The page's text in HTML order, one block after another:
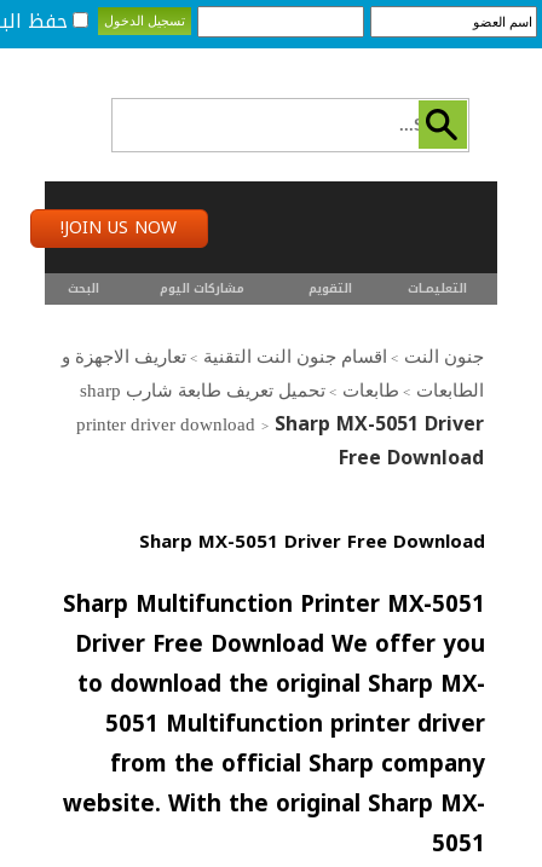
حفظ
JOIN US NOW!
التعليمـــات التقويم مشاركات اليوم البحث
جنون النت > اقسام جنون النت التقنية > تعاريف الاجهزة و
الطابعات > طابعات >
تحميل تعريف طابعة شارب sharp
printer driver download > Sharp MX-5051 Driver
Free Download
Sharp MX-5051 Driver Free Download
Sharp Multifunction Printer MX-5051
Driver Free Download We offer you
to download the original Sharp MX-
5051 Multifunction printer driver
from the official Sharp company
website. With the original Sharp MX-
5051